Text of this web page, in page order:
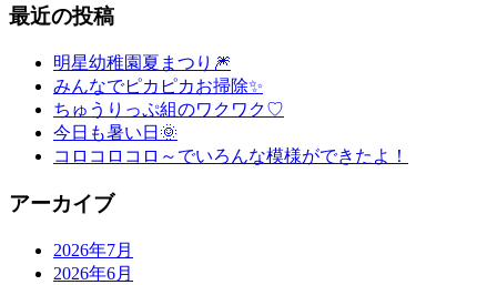
最近の投稿
明星幼稚園夏まつり🎆
みんなでピカピカお掃除✨
ちゅうりっぷ組のワクワク♡
今日も暑い日🌞
コロコロコロ～でいろんな模様ができたよ！
アーカイブ
2026年7月
2026年6月